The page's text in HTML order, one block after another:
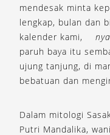
mendesak minta
lengkap, bulan dan
kalender kami,
paruh baya itu
ujung tanjung, di
bebatuan dan
Dalam mitologi
Putri Mandalika,